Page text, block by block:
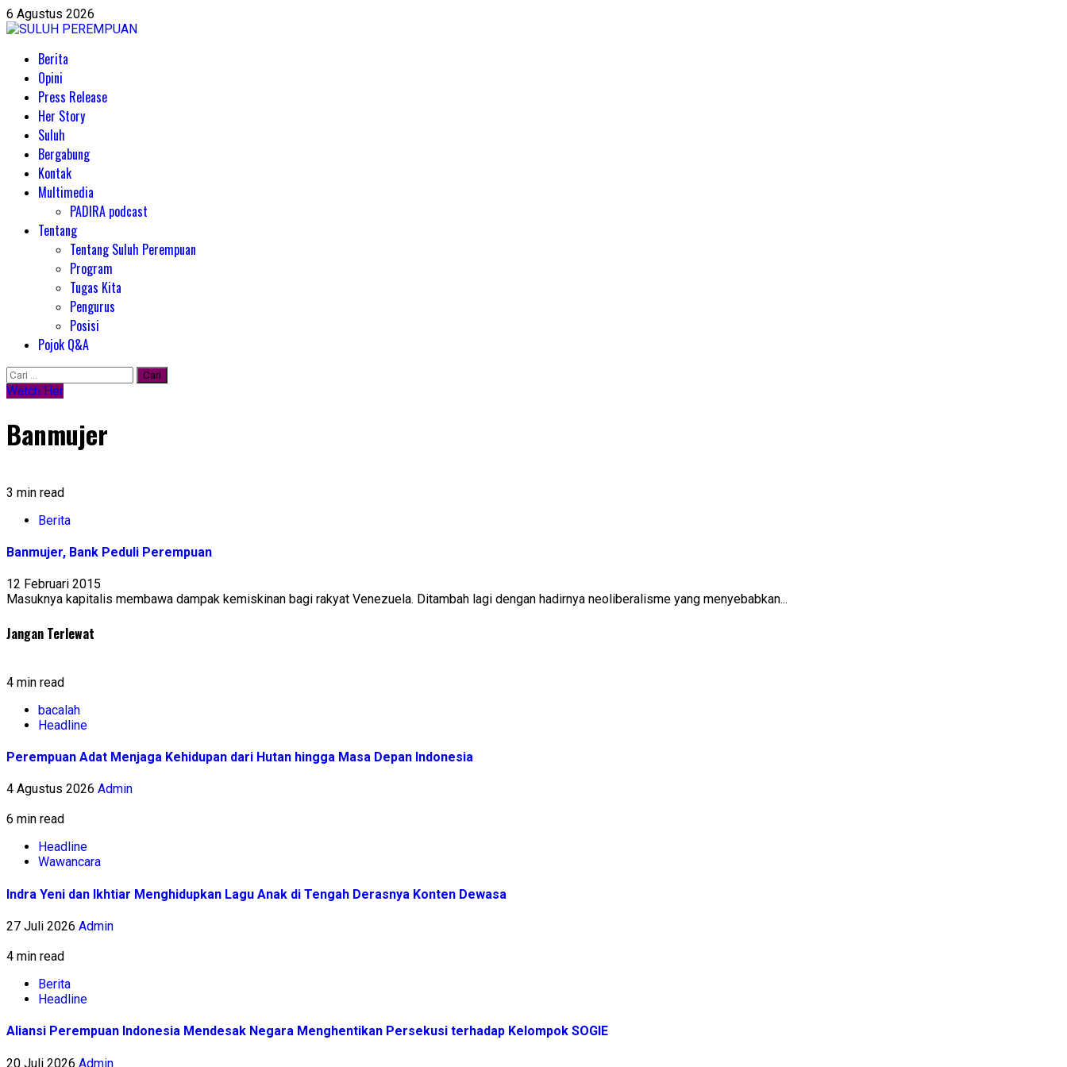
Skip
to
6 Agustus 2026
PrimaryBerita
Opini
Press Release
Her Story
Suluh
Bergabung
Kontak
Multimedia
PADIRA podcast
Tentang
Tentang Suluh Perempuan
Program
Tugas Kita
Pengurus
Posisi
Pojok Q&A
Cari
untuk:
Watch Her
Banmujer
3 min read
Berita
Banmujer, Bank Peduli Perempuan
12 Februari 2015
Masuknya kapitalis membawa dampak kemiskinan bagi rakyat Venezuela. Ditambah lagi dengan hadirnya neoliberalisme yang menyebabkan...
Jangan Terlewat
4 min read
bacalah
Headline
Perempuan Adat Menjaga Kehidupan dari Hutan hingga Masa Depan Indonesia
4 Agustus 2026 Admin
6 min read
Headline
Wawancara
Indra Yeni dan Ikhtiar Menghidupkan Lagu Anak di Tengah Derasnya Konten Dewasa
27 Juli 2026 Admin
4 min read
Berita
Headline
Aliansi Perempuan Indonesia Mendesak Negara Menghentikan Persekusi terhadap Kelompok SOGIE
20 Juli 2026 Admin